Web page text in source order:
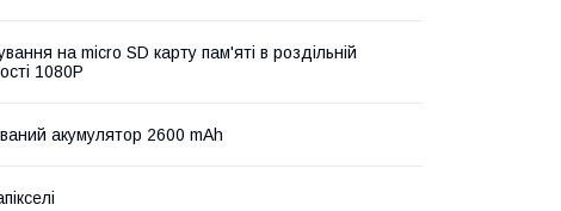
на micro SD карту пам'яті в роздільній
1080P
акумулятор 2600 mAh